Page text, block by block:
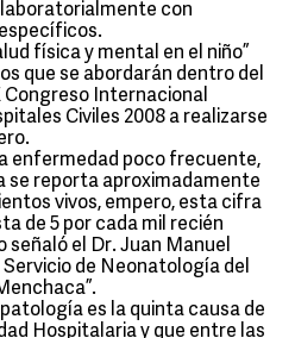
con
física y mental en el niño”
que se abordarán dentro del
Congreso Internacional
Civiles 2008 a realizarse
enfermedad poco frecuente,
se reporta aproximadamente
vivos, empero, esta cifra
de 5 por cada mil recién
el Dr. Juan Manuel
de Neonatología del
es la quinta causa de
Hospitalaria y que entre las